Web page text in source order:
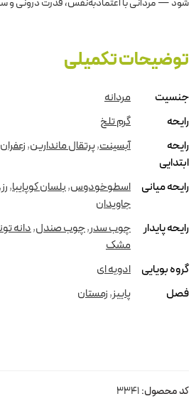
شود — مردانی با اعتمادبه‌نفس، قدرت درونی
توضیحات تکمیلی
جنسیت
مردانه
رایحه
گرم تلخ
رایحه
ابتدایی
آبسینت,پرتقال ماندارین,زعفران
رایحه میانی اسطوخودوس,بلسان کوپایبا,رز,
جاویدان
رایحه پایدار
چوب سدر,چوب صندل,دانه
مشک
گروه بویایی
ادویه ای
فصل
پاییز,زمستان
کد محصول:3341